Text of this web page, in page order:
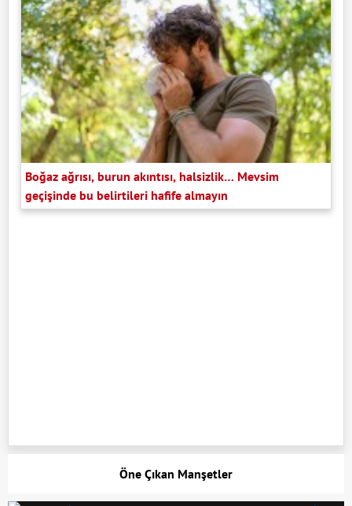
Boğaz ağrısı, burun akıntısı, halsizlik… Mevsim
geçişinde bu belirtileri hafife almayın
Öne Çıkan Manşetler